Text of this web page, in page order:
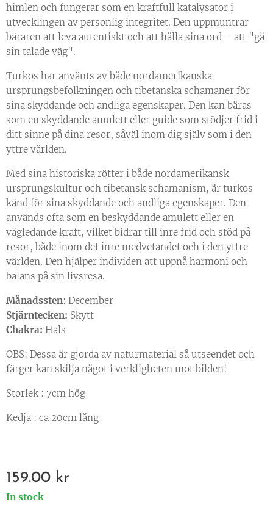
himlen och fungerar som en kraftfull katalysator i
utvecklingen av personlig integritet. Den uppmuntrar
bäraren att leva autentiskt och att hålla sina ord – att "gå
sin talade väg".
Turkos har använts av både nordamerikanska
ursprungsbefolkningen och tibetanska schamaner för
sina skyddande och andliga egenskaper. Den kan bäras
som en skyddande amulett eller guide som stödjer frid i
ditt sinne på dina resor, såväl inom dig själv som i den
yttre världen.
Med sina historiska rötter i både nordamerikansk
ursprungskultur och tibetansk schamanism, är turkos
känd för sina skyddande och andliga egenskaper. Den
används ofta som en beskyddande amulett eller en
vägledande kraft, vilket bidrar till inre frid och stöd på
resor, både inom det inre medvetandet och i den yttre
världen. Den hjälper individen att uppnå harmoni och
balans på sin livsresa.
Månadssten: December
Stjärntecken: Skytt
Chakra: Hals
OBS: Dessa är gjorda av naturmaterial så utseendet och
färger kan skilja något i verkligheten mot bilden!
Storlek : 7cm hög
Kedja : ca 20cm lång
159.00 kr
In stock